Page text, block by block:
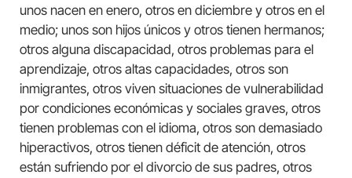
unos nacen en enero, otros en diciembre y otros en el
medio; unos son hijos únicos y otros tienen hermanos;
otros alguna discapacidad, otros problemas para el
aprendizaje, otros altas capacidades, otros son
inmigrantes, otros viven situaciones de vulnerabilidad
por condiciones económicas y sociales graves, otros
tienen problemas con el idioma, otros son demasiado
hiperactivos, otros tienen déficit de atención, otros
están sufriendo por el divorcio de sus padres, otros